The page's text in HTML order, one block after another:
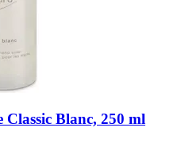
Classic Blanc, 250 ml